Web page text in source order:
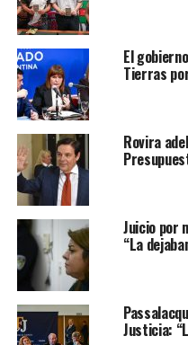
El
Tierras
Rovira
Juicio por
“La
Justicia: